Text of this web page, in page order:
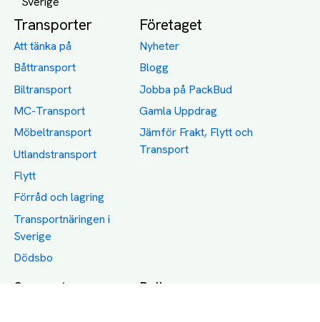
Transporter
Att tänka på
Båttransport
Biltransport
MC-Transport
Möbeltransport
Utlandstransport
Flytt
Förråd och lagring
Transportnäringen i
Sverige
Dödsbo
Företaget
Nyheter
Blogg
Jobba på PackBud
Gamla Uppdrag
Jämför Frakt, Flytt och
Transport
Support Policy